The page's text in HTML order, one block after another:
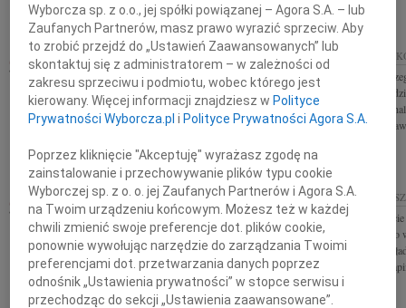
30.12.2010 KRAKÓW
Wyrazy najgłębszego współczucia Panu Dyrektorowi
Dariuszowi Kurdzielowi z powodu śmierci Ojca
składają Anna Zaremba-Michalska, Małgorzata Nycz
- Zarząd Wydawnictwa Literackiego
30.12.2010
Wyrazy
Dariuszowi
składa Vera
Nadzorczej
LESŁAW GRZEGORCZYK
24.12.2010 RZESZÓW
Z głębokim smutkiem żegnamy zmarłego prof. dr.
hab. Lesława Grzegorczyka Rodzinie Zmarłego
składamy wyrazy szczerego współczucia Dziekan i
Rada Wydziału, pracownicy i...
24.12.2010
Koleżance
wyrazy szczerego
śmierci Matki
Intensywnej
Wyborcza sp. z o.o., jej spółki powiązanej – Agora S.A. – lub
Zaufanych Partnerów, masz prawo wyrazić sprzeciw. Aby
to zrobić przejdź do „Ustawień Zaawansowanych” lub
skontaktuj się z administratorem – w zależności od
zakresu sprzeciwu i podmiotu, wobec którego jest
kierowany. Więcej informacji znajdziesz w Polityce
Prywatności Wyborcza.pl i Polityce Prywatności Agora S.A.
Poprzez kliknięcie "Akceptuję" wyrażasz zgodę na
zainstalowanie i przechowywanie plików typu cookie
Wyborczej sp. z o. o. jej Zaufanych Partnerów i Agora S.A.
na Twoim urządzeniu końcowym. Możesz też w każdej
chwili zmienić swoje preferencje dot. plików cookie,
ponownie wywołując narzędzie do zarządzania Twoimi
preferencjami dot. przetwarzania danych poprzez
odnośnik „Ustawienia prywatności” w stopce serwisu i
przechodząc do sekcji „Ustawienia zaawansowane”.